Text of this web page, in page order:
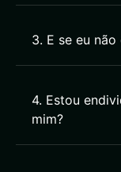
3. E se eu
4. Estou
mim?